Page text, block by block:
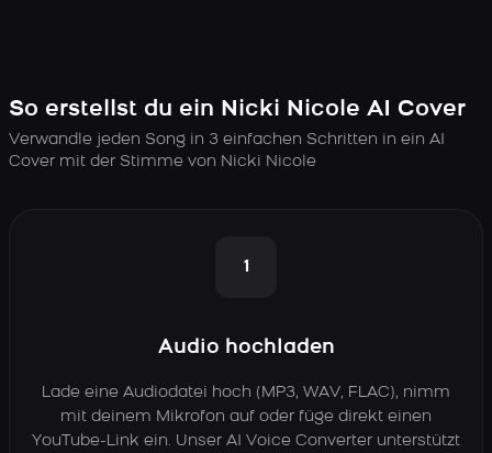
So erstellst du ein Nicki Nicole AI Cover
Verwandle jeden Song in 3 einfachen Schritten in ein AI
Cover mit der Stimme von Nicki Nicole
1
Audio hochladen
Lade eine Audiodatei hoch (MP3, WAV, FLAC), nimm
mit deinem Mikrofon auf oder füge direkt einen
YouTube-Link ein. Unser AI Voice Converter unterstützt